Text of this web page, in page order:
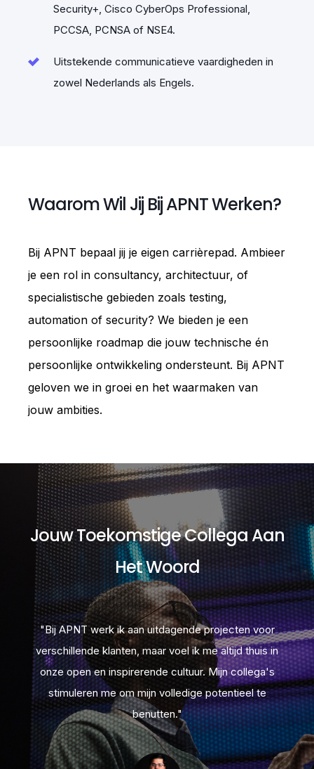
ontwikkelingsmogelijkheden, waaronder een
persoonlijk ontwikkelingsplan en
certificeringen zoals CCNP.
Auto, laptop, telefoon
werk efficiënt uit te voeren.
kunt ontplooien.
Community
Een hechte community met jaarlijkse
teamuitjes, teambuildingactiviteiten en
gezamenlijke succesmomenten.
Security+, Cisco CyberOps Professional,
PCCSA, PCNSA of NSE4.
Uitstekende communicatieve vaardigheden in
zowel Nederlands als Engels.
Waarom Wil Jij Bij APNT Werken?
Bij APNT bepaal jij je eigen carrièrepad. Ambieer
je een rol in consultancy, architectuur, of
specialistische gebieden zoals testing,
automation of security? We bieden je een
persoonlijke roadmap die jouw technische én
persoonlijke ontwikkeling ondersteunt. Bij APNT
geloven we in groei en het waarmaken van
jouw ambities.
Jouw Toekomstige Collega Aan
Het Woord
"Bij APNT werk ik aan uitdagende projecten voor
verschillende klanten, maar voel ik me altijd thuis in
onze open en inspirerende cultuur. Mijn collega's
stimuleren me om mijn volledige potentieel te
benutten."